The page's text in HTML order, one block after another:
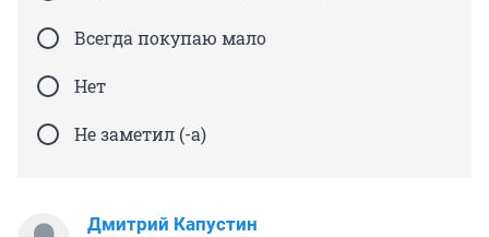
Всегда покупаю мало
Нет
Не заметил (-а)
Дмитрий Капустин